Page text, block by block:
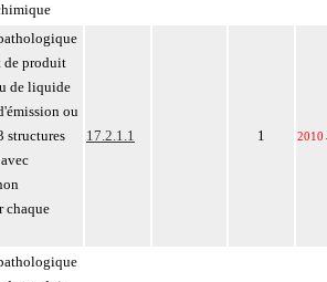
de produit
de liquide
ou
structures
chaque
17.2.1.1 1 2010